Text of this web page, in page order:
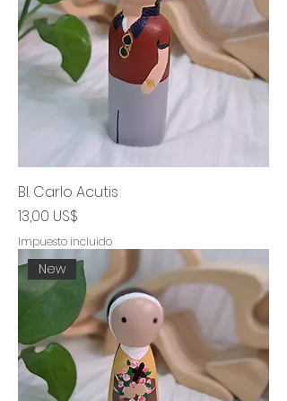
Bl. Carlo Acutis
Precio
13,00 US$
Impuesto incluido
New